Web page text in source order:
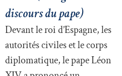
discours du pape)
Devant le roi d’Espagne, les
autorités civiles et le corps
diplomatique, le pape Léon